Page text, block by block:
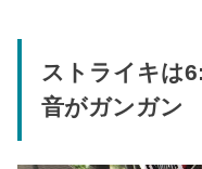
ストライキは
音がガンガン